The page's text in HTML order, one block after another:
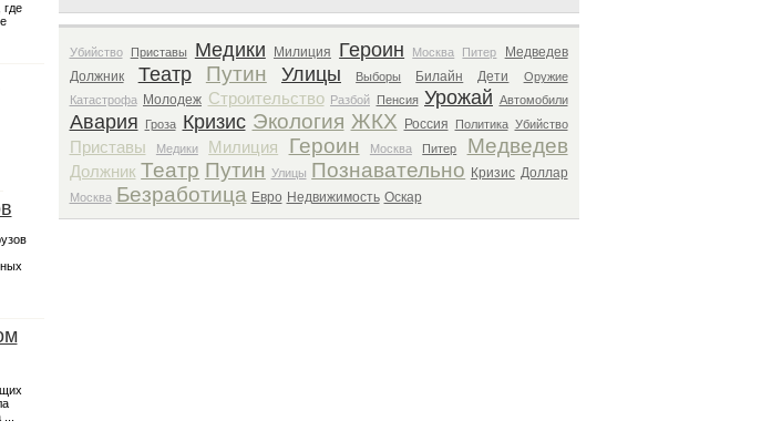
Поиск архива
Убийство
Приставы Медики Милиция Героин Москва Питер
Медведев
Должник
Театр Путин Улицы Выборы Билайн Дети
Оружие
Катастрофа
Молодеж Строительство Разбой Пенсия Урожай Автомобили
Авария Гроза Кризис Экология ЖКХ Россия Политика Убийство
Приставы Медики Милиция Героин Москва Питер Медведев
Должник Театр Путин Улицы Познавательно Кризис Доллар
Москва Безработица Евро Недвижимость Оскар